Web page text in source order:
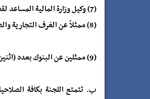
(7) وكيل وزارة المالية المساعد لقطاع التنظيم وحساب الحكومة عضوا
(8) ممثلاً عن الغرف التجارية والصناعية عضواً
(9) ممثلين عن البنوك بعدد (اثنين) عضوين
ب. تتمتع اللجنة بكافة